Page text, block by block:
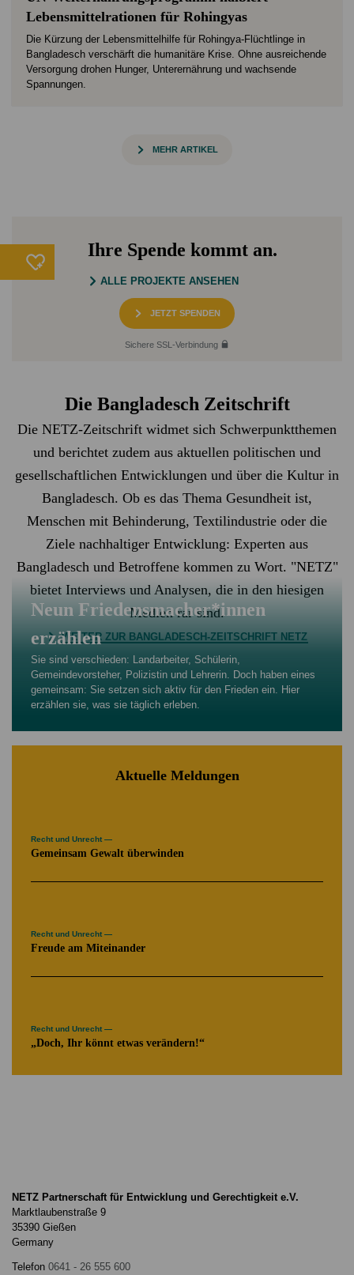
Lebensmittelrationen für Rohingyas
Die Kürzung der Lebensmittelhilfe für Rohingya-Flüchtlinge in
Bangladesch verschärft die humanitäre Krise. Ohne ausreichende
Versorgung drohen Hunger, Unterernährung und wachsende
Spannungen.
MEHR ARTIKEL
Ihre Spende kommt an.
ALLE PROJEKTE ANSEHEN
JETZT SPENDEN
Sichere SSL-Verbindung
Die Bangladesch Zeitschrift
Die NETZ-Zeitschrift widmet sich Schwerpunktthemen
und berichtet zudem aus aktuellen politischen und
gesellschaftlichen Entwicklungen und über die Kultur in
Bangladesch. Ob es das Thema Gesundheit ist,
Menschen mit Behinderung, Textilindustrie oder die
Ziele nachhaltiger Entwicklung: Experten aus
Bangladesch und Betroffene kommen zu Wort. "NETZ"
bietet Interviews und Analysen, die in den hiesigen
Medien rar sind.
WEITER ZUR BANGLADESCH-ZEITSCHRIFT NETZ
Neun Friedensmacher*innen
erzählen
Sie sind verschieden: Landarbeiter, Schülerin,
Gemeindevorsteher, Polizistin und Lehrerin. Doch haben eines
gemeinsam: Sie setzen sich aktiv für den Frieden ein. Hier
erzählen sie, was sie täglich erleben.
Aktuelle Meldungen
Recht und Unrecht —
Gemeinsam Gewalt überwinden
Recht und Unrecht —
Freude am Miteinander
Recht und Unrecht —
„Doch, Ihr könnt etwas verändern!“
NETZ Partnerschaft für Entwicklung und Gerechtigkeit e.V.
Marktlaubenstraße 9
35390 Gießen
Germany
Telefon 0641 - 26 555 600